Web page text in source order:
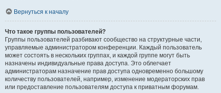
Вернуться к началу
Что такое группы пользователей?
Группы пользователей разбивают сообщество на структурные части,
управляемые администратором конференции. Каждый пользователь
может состоять в нескольких группах, и каждой группе могут быть
назначены индивидуальные права доступа. Это облегчает
администраторам назначение прав доступа одновременно большому
количеству пользователей, например, изменение модераторских прав
или предоставление пользователям доступа к приватным форумам.